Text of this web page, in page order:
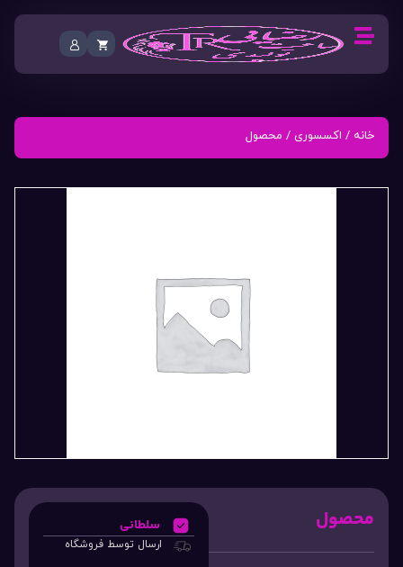
خانه / اکسسوری / محصول
محصول سلطانی
ارسال توسط فروشگاه